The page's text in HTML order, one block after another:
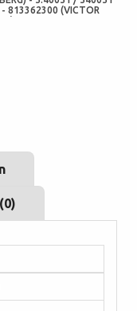
- 813362300 (VICTOR